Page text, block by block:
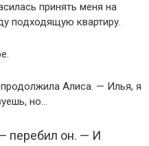
принять меня на
подходящую квартиру.
Алиса. — Илья, я
но…
перебил он. — И